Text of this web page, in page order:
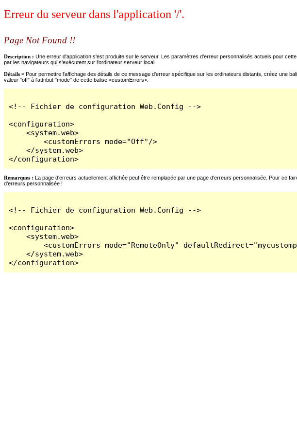
Erreur du serveur dans l'application '/'.
Page Not Found !!
Description : Une erreur d'application s'est produite sur le serveur. Les paramètres d'erreur personnalisés actuels pour
par les navigateurs qui s'exécutent sur l'ordinateur serveur local.
Détails = Pour permettre l'affichage des détails de ce message d'erreur spécifique sur les ordinateurs distants, créez une
valeur "off" à l'attribut "mode" de cette balise <customErrors>.
<!-- Fichier de configuration Web.Config -->
<configuration>
    <system.web>
        <customErrors mode="Off"/>
    </system.web>
</configuration>
Remarques : La page d'erreurs actuellement affichée peut être remplacée par une page d'erreurs personnalisée. Pour ce
d'erreurs personnalisée !
<!-- Fichier de configuration Web.Config -->
<configuration>
    <system.web>
<customErrors mode="RemoteOnly"
    </system.web>
</configuration>